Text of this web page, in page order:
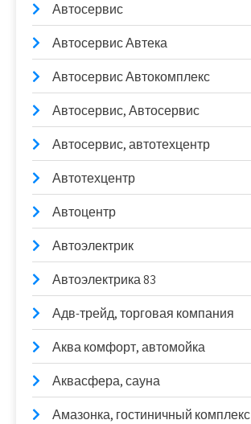
Автосервис
Автосервис Автека
Автосервис Автокомплекс
Автосервис, Автосервис
Автосервис, автотехцентр
Автотехцентр
Автоцентр
Автоэлектрик
Автоэлектрика 83
Адв-трейд, торговая компания
Аква комфорт, автомойка
Аквасфера, сауна
Амазонка, гостиничный комплекс